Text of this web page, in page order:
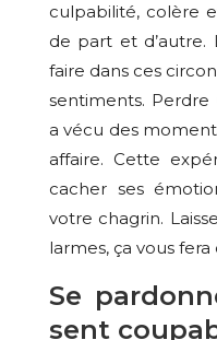
culpabilité, colère
de part et d’autre.
faire dans ces
sentiments. Perdre
a vécu des
affaire. Cette
cacher ses
votre chagrin.
larmes, ça vous fera
Se
sent